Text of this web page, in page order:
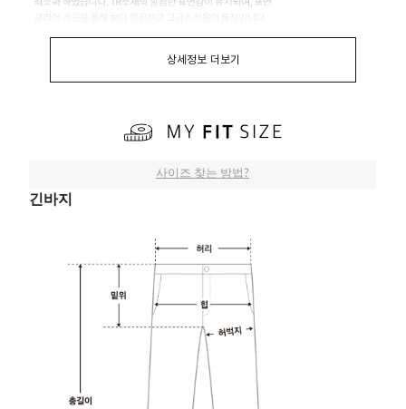
상세정보 더보기